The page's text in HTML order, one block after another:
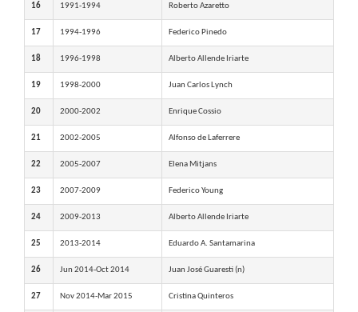
16 1991-1994 Roberto Azaretto
17 1994-1996 Federico Pinedo
18 1996-1998 Alberto Allende Iriarte
19 1998-2000 Juan Carlos Lynch
20 2000-2002 Enrique Cossio
21 2002-2005 Alfonso de Laferrere
22 2005-2007 Elena Mitjans
23 2007-2009 Federico Young
24 2009-2013 Alberto Allende Iriarte
25 2013-2014 Eduardo A. Santamarina
26 Jun 2014-Oct 2014 Juan José Guaresti (n)
27 Nov 2014-Mar 2015 Cristina Quinteros